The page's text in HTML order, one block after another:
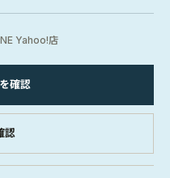
Yahoo!店
確認
認